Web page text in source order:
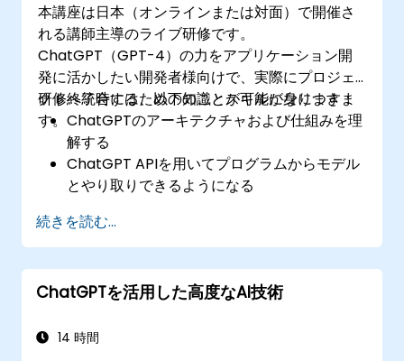
本講座は日本（オンラインまたは対面）で開催さ
れる講師主導のライブ研修です。
ChatGPT（GPT-4）の力をアプリケーション開
発に活かしたい開発者様向けで、実際にプロジェ
クトへ統合するための知識とスキルが身につきま
す。
研修終了時には、以下のことが可能になります：
ChatGPTのアーキテクチャおよび仕組みを理
解する
ChatGPT APIを用いてプログラムからモデル
とやり取りできるようになる
ャットボットを開発できるようになる
GPT-4が提供する新しい機能を駆使してアプ
リケーションの向上を図れるようになる
特定の用途向けにChatGPTをカスタマイズ・
続きを読む...
ChatGPTを活用した高度なAI技術
14 時間